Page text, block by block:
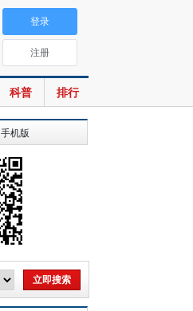
科普 排行
登录
注册
手机版